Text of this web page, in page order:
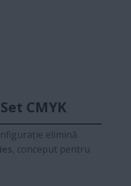
CMYK
elimină
, conceput pentru